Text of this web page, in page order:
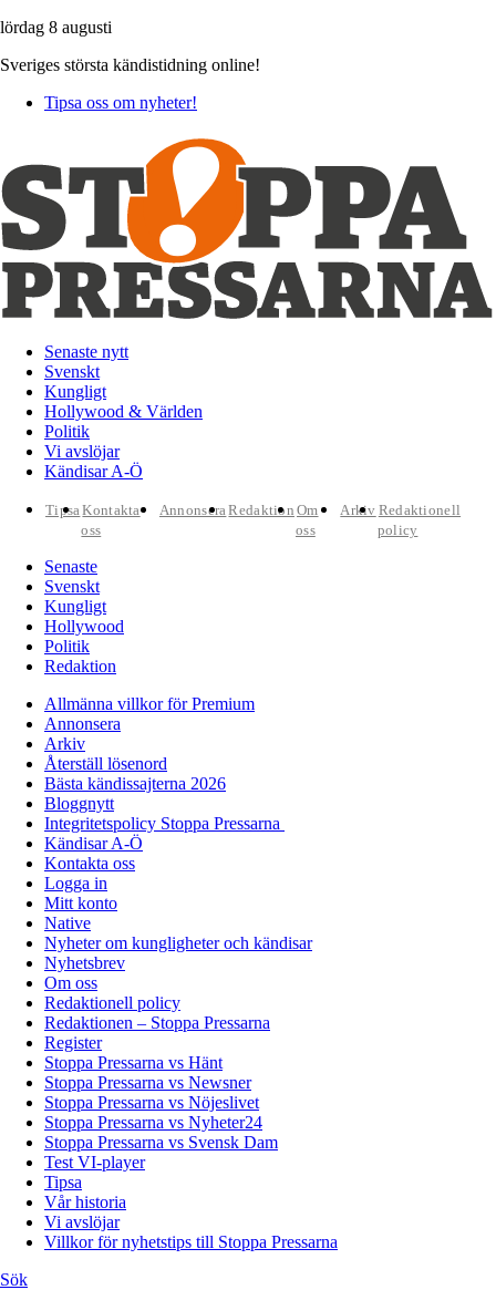
lördag 8 augusti
Sveriges största kändistidning online!
Tipsa oss om nyheter!
Senaste nytt
Svenskt
Kungligt
Hollywood & Världen
Politik
Vi avslöjar
Kändisar A-Ö
TipsaKontakta
oss
AnnonseraRedaktion Om
oss
Arkiv Redaktionell
policy
Senaste
Svenskt
Kungligt
Hollywood
Politik
Redaktion
Allmänna villkor för Premium
Annonsera
Arkiv
Återställ lösenord
Bästa kändissajterna 2026
Bloggnytt
Integritetspolicy Stoppa Pressarna
Kändisar A-Ö
Kontakta oss
Logga in
Mitt konto
Native
Nyheter om kungligheter och kändisar
Nyhetsbrev
Om oss
Redaktionell policy
Redaktionen – Stoppa Pressarna
Register
Stoppa Pressarna vs Hänt
Stoppa Pressarna vs Newsner
Stoppa Pressarna vs Nöjeslivet
Stoppa Pressarna vs Nyheter24
Stoppa Pressarna vs Svensk Dam
Test VI-player
Tipsa
Vår historia
Vi avslöjar
Villkor för nyhetstips till Stoppa Pressarna
Sök